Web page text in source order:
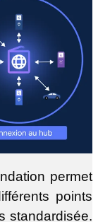
permet
points
standardisée.